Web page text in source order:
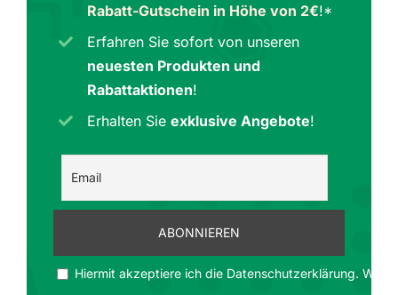
Rabatt-Gutschein in Höhe von 2€!*
Erfahren Sie sofort von unseren
neuesten Produkten und
Rabattaktionen!
Erhalten Sieexklusive Angebote!
Hiermit akzeptiere ich die Datenschutzerklärung. Wir